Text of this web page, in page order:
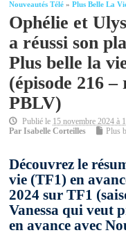
Nouveautés Télé »Plus Belle La
Ophélie et
a réussi son
Plus belle la
(épisode 216
PBLV)
Publié le 15 novembre 2024 à
ParIsabelle Corteilles Plus
Découvrez le
vie (TF1) en
2024 sur TF1
Vanessa qui veut
en avance avec